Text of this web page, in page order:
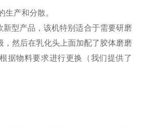
产和分散。
型产品，该机特别适合于需要研磨
然后在乳化头上面加配了胶体磨磨
据物料要求进行更换（我们提供了